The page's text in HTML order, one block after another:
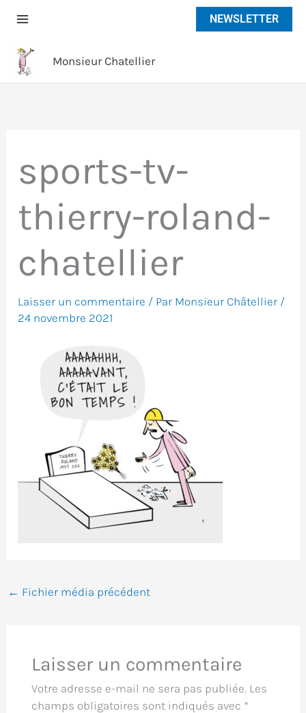
NEWSLETTER
Monsieur Chatellier
sports-tv-
thierry-roland-
chatellier
Laisser un commentaire / Par Monsieur Châtellier /
24 novembre 2021
← Fichier média précédent
Laisser un commentaire
Votre adresse e-mail ne sera pas publiée. Les
champs obligatoires sont indiqués avec *